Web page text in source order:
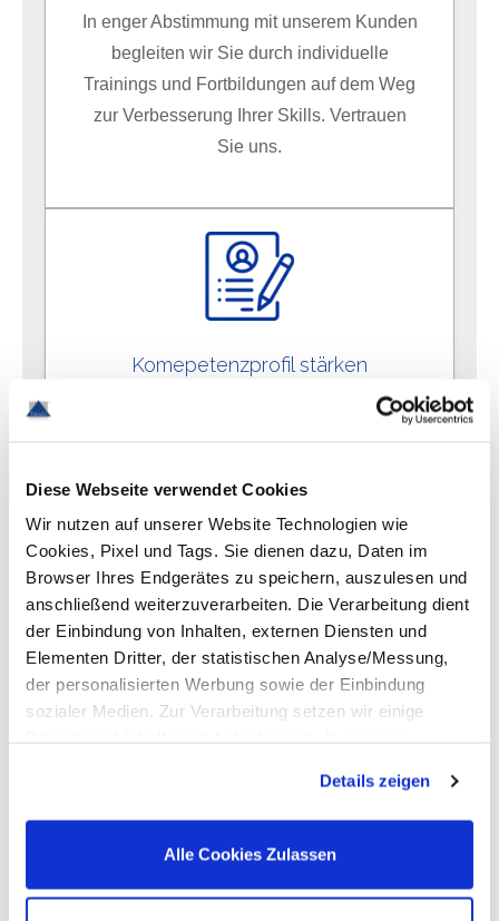
Diese Webseite verwendet Cookies
Wir nutzen auf unserer Website Technologien wie
Cookies, Pixel und Tags. Sie dienen dazu, Daten im
Browser Ihres Endgerätes zu speichern, auszulesen und
anschließend weiterzuverarbeiten. Die Verarbeitung dient
der Einbindung von Inhalten, externen Diensten und
Elementen Dritter, der statistischen Analyse/Messung,
der personalisierten Werbung sowie der Einbindung
sozialer Medien. Zur Verarbeitung setzen wir einige
Datenübermittlungen in Länder, die nicht Bestandteil des
EWR sind. Ohne Ihre Einwilligung dürfen wir nur die
Cookies und andere Technologien auf Ihren Endgeräten
erforderlich sind (Funktionell). Für alle anderen
Details zeigen
Alle Cookies Zulassen
In enger Abstimmung mit unserem Kunden
begleiten wir Sie durch individuelle
Trainings und Fortbildungen auf dem Weg
zur Verbesserung Ihrer Skills. Vertrauen
Sie uns.
Komepetenzprofil stärken
Weiterentwicklung und Erfahrung ist im
unterschiedlichen Kundenunternehmen
gewinnen Sie definitiv an Marktwert!
Home Office, flexible Arbeitszeitmodelle
gemeinsam mit Ihnen die idealen